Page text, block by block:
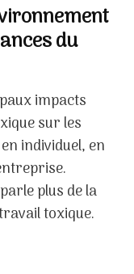
du
impacts
sur les
individuel, en
plus de la
toxique.